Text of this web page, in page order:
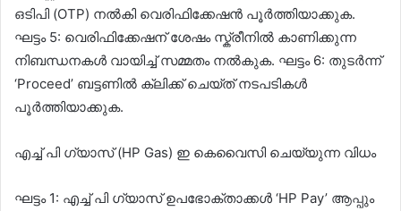
ഒടിപി (OTP) നൽകി വെരിഫിക്കേഷൻ പൂർത്തിയാക്കുക.
ഘട്ടം 5: വെരിഫിക്കേഷന് ശേഷം സ്ക്രീനിൽ കാണിക്കുന്ന
നിബന്ധനകൾ വായിച്ച് സമ്മതം നൽകുക. ഘട്ടം 6: തുടർന്ന്
‘Proceed’ ബട്ടണിൽ ക്ലിക്ക് ചെയ്ത് നടപടികൾ
പൂർത്തിയാക്കുക.
എച്ച് പി ഗ്യാസ് (HP Gas) ഇ കെവൈസി ചെയ്യുന്ന വിധം
ഘട്ടം 1: എച്ച് പി ഗ്യാസ് ഉപഭോക്താക്കൾ ‘HP Pay’ ആപ്പും